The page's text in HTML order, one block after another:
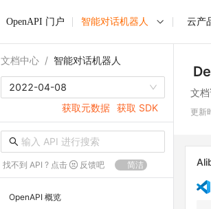
OpenAPI 门户 智能对话机器人 云产
文档中心 / 智能对话机器人
2022-04-08
获取元数据 获取 SDK
找不到 API ? 点击 反馈吧 简洁
OpenAPI 概览
文
更新